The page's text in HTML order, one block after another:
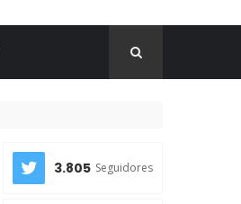
3.805 Seguidores